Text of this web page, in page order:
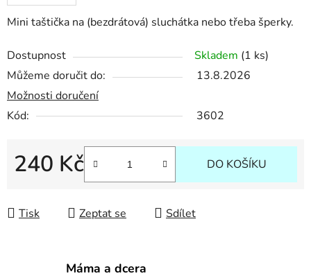
Mini taštička na (bezdrátová) sluchátka nebo třeba šperky.
Dostupnost Skladem (1 ks)
Můžeme doručit do:
13.8.2026
Možnosti doručení
Kód:
3602
240 Kč DO KOŠÍKU
Tisk Zeptat se Sdílet
Máma a dcera